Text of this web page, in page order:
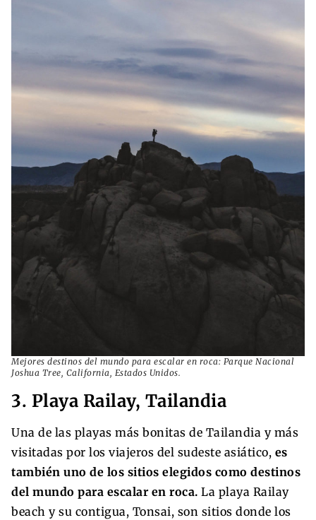
Mejores destinos del mundo para escalar en roca: Parque Nacional
Joshua Tree, California, Estados Unidos.
3. Playa Railay, Tailandia
Una de las playas más bonitas de Tailandia y más
visitadas por los viajeros del sudeste asiático, es
también uno de los sitios elegidos como destinos
del mundo para escalar en roca. La playa Railay
beach y su contigua, Tonsai, son sitios donde los